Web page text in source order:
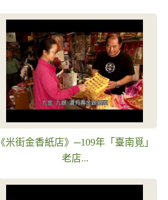
《米街金香紙店》─109年「臺南覓」
老店...